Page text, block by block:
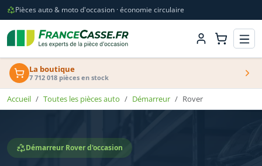
Pièces auto & moto d'occasion · économie circulaire
La boutique
7 712 018 pièces en stock
Accueil Toutes les pièces auto Démarreur Rover
Démarreur Rover d'occasion